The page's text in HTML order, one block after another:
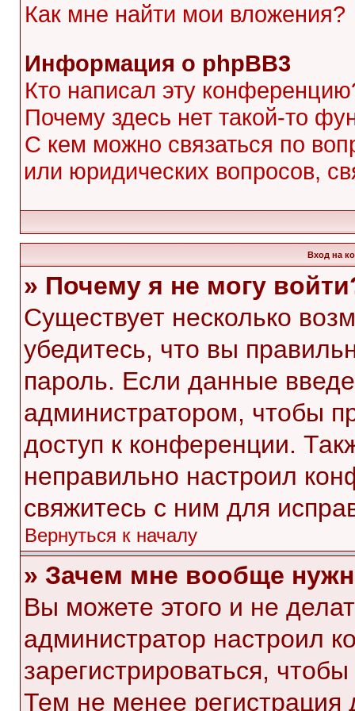
Как мне найти мои вложения?
Информация о phpBB3
Кто написал эту
Почему здесь нет такой-то
С кем можно связаться по
или юридических вопросов,
Вход на
» Почему я не могу
Существует несколько
убедитесь, что вы
пароль. Если данные
администратором, чтобы
доступ к конференции.
неправильно настроил
свяжитесь с ним для
Вернуться к началу
» Зачем мне вообще
Вы можете этого и не
администратор настроил
зарегистрироваться,
Тем не менее